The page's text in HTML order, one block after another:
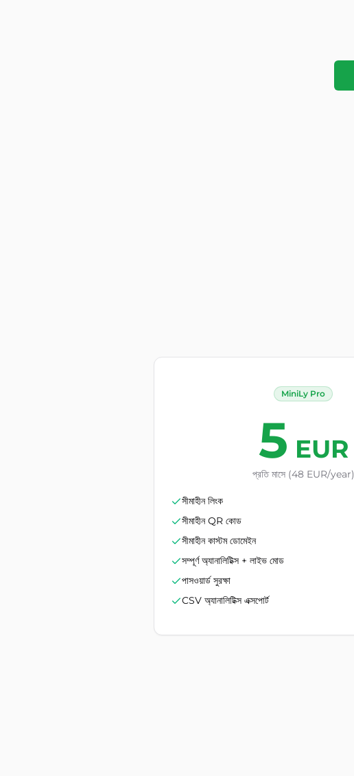
MiniLy Pro
5 EUR
প্রতি মাসে (48 EUR/year)
সীমাহীন লিংক
সীমাহীন QR কোড
সীমাহীন কাস্টম ডোমেইন
সম্পূর্ণ অ্যানালিটিক্স + লাইভ মোড
পাসওয়ার্ড সুরক্ষা
CSV অ্যানালিটিক্স এক্সপোর্ট